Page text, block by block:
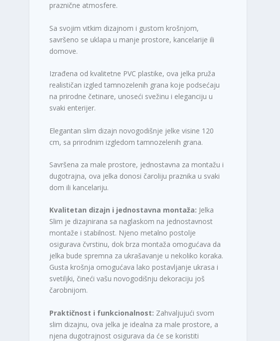
praznične atmosfere.
Sa svojim vitkim dizajnom i gustom krošnjom,
savršeno se uklapa u manje prostore, kancelarije ili
domove.
Izrađena od kvalitetne PVC plastike, ova jelka pruža
realističan izgled tamnozelenih grana koje podsećaju
na prirodne četinare, unoseći svežinu i eleganciju u
svaki enterijer.
Elegantan slim dizajn novogodišnje jelke visine 120
cm, sa prirodnim izgledom tamnozelenih grana.
Savršena za male prostore, jednostavna za montažu i
dugotrajna, ova jelka donosi čaroliju praznika u svaki
dom ili kancelariju.
Kvalitetan dizajn i jednostavna montaža: Jelka
Slim je dizajnirana sa naglaskom na jednostavnost
montaže i stabilnost. Njeno metalno postolje
osigurava čvrstinu, dok brza montaža omogućava da
jelka bude spremna za ukrašavanje u nekoliko koraka.
Gusta krošnja omogućava lako postavljanje ukrasa i
svetiljki, čineći vašu novogodišnju dekoraciju još
čarobnijom.
Praktičnost i funkcionalnost: Zahvaljujući svom
slim dizajnu, ova jelka je idealna za male prostore, a
njena dugotrajnost osigurava da će se koristiti